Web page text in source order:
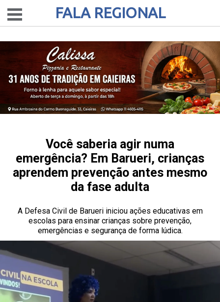
FALA REGIONAL
Você saberia agir numa
emergência? Em Barueri, crianças
aprendem prevenção antes mesmo
da fase adulta
A Defesa Civil de Barueri iniciou ações educativas em
escolas para ensinar crianças sobre prevenção,
emergências e segurança de forma lúdica.